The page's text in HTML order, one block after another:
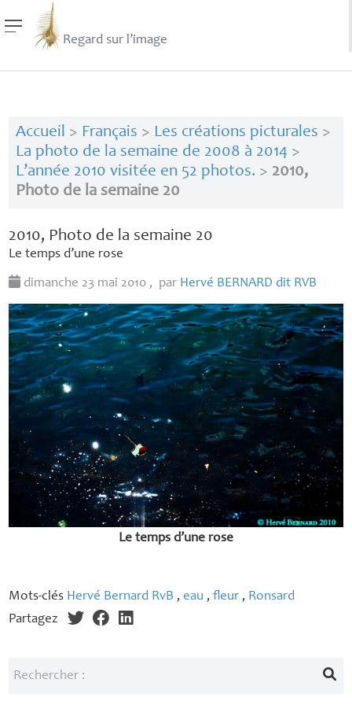
Regard sur l’image
Accueil > Français > Les créations picturales >
La photo de la semaine de 2008 à 2014>
L’année 2010 visitée en 52 photos. > 2010,
Photo de la semaine 20
2010, Photo de la semaine 20
Le temps d’une rose
dimanche 23 mai 2010 , par Hervé BERNARD dit RVB
Le temps d’une rose
Mots-clés Hervé Bernard RvB ,eau ,fleur , Ronsard
Partagez